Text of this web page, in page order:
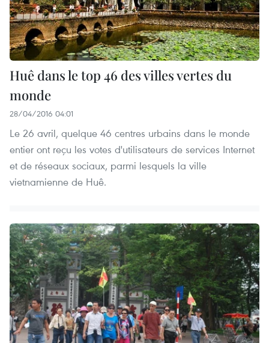
Huê dans le top 46 des villes vertes du
monde
28/04/2016 04:01
Le 26 avril, quelque 46 centres urbains dans le monde
entier ont reçu les votes d'utilisateurs de services Internet
et de réseaux sociaux, parmi lesquels la ville
vietnamienne de Huê.